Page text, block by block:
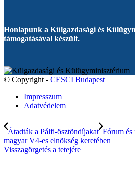
Honlapunk a Külgazdasági és
támogatásával készült.
© Copyright - CESCI Budapest
Impresszum
Adatvédelem
Átadták a Pálfi-ösztöndíjakat Fórum és
magyar V4-es elnökség keretében
Visszagörgetés a tetejére